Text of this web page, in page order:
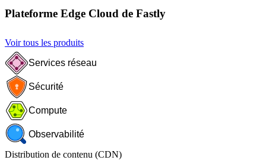
Plateforme Edge Cloud de Fastly
Voir tous les produits
Services réseau
Sécurité
Compute
Observabilité
Distribution de contenu (CDN)